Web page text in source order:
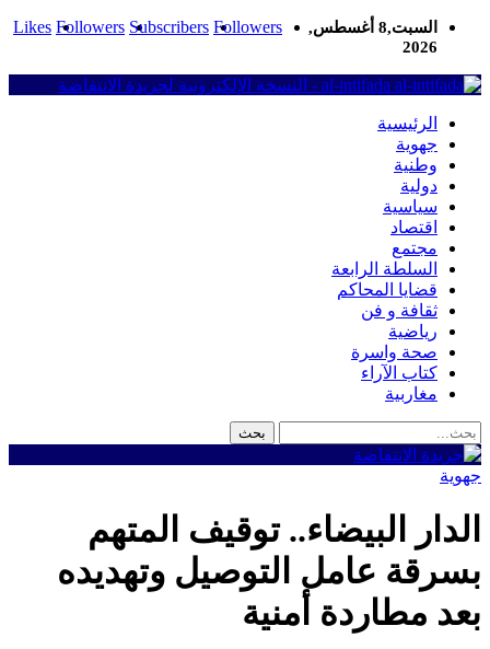
Likes Followers Subscribers Followers
السبت,8 أغسطس,
2026
al-intifada - النسخة الإلكترونية لجريدة الانتفاضة
الرئيسية
جهوية
وطنية
دولية
سياسية
اقتصاد
مجتمع
السلطة الرابعة
قضايا المحاكم
ثقافة و فن
رياضية
صحة واسرة
كتاب الآراء
مغاربية
جهوية
الدار البيضاء.. توقيف المتهم
بسرقة عامل التوصيل وتهديده
بعد مطاردة أمنية